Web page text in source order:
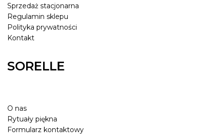
Sprzedaż stacjonarna
Regulamin sklepu
Polityka prywatności
Kontakt
SORELLE
O nas
Rytuały piękna
Formularz kontaktowy